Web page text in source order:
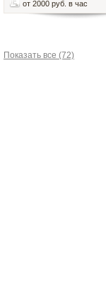
от 2000 руб. в час
Показать все (72)